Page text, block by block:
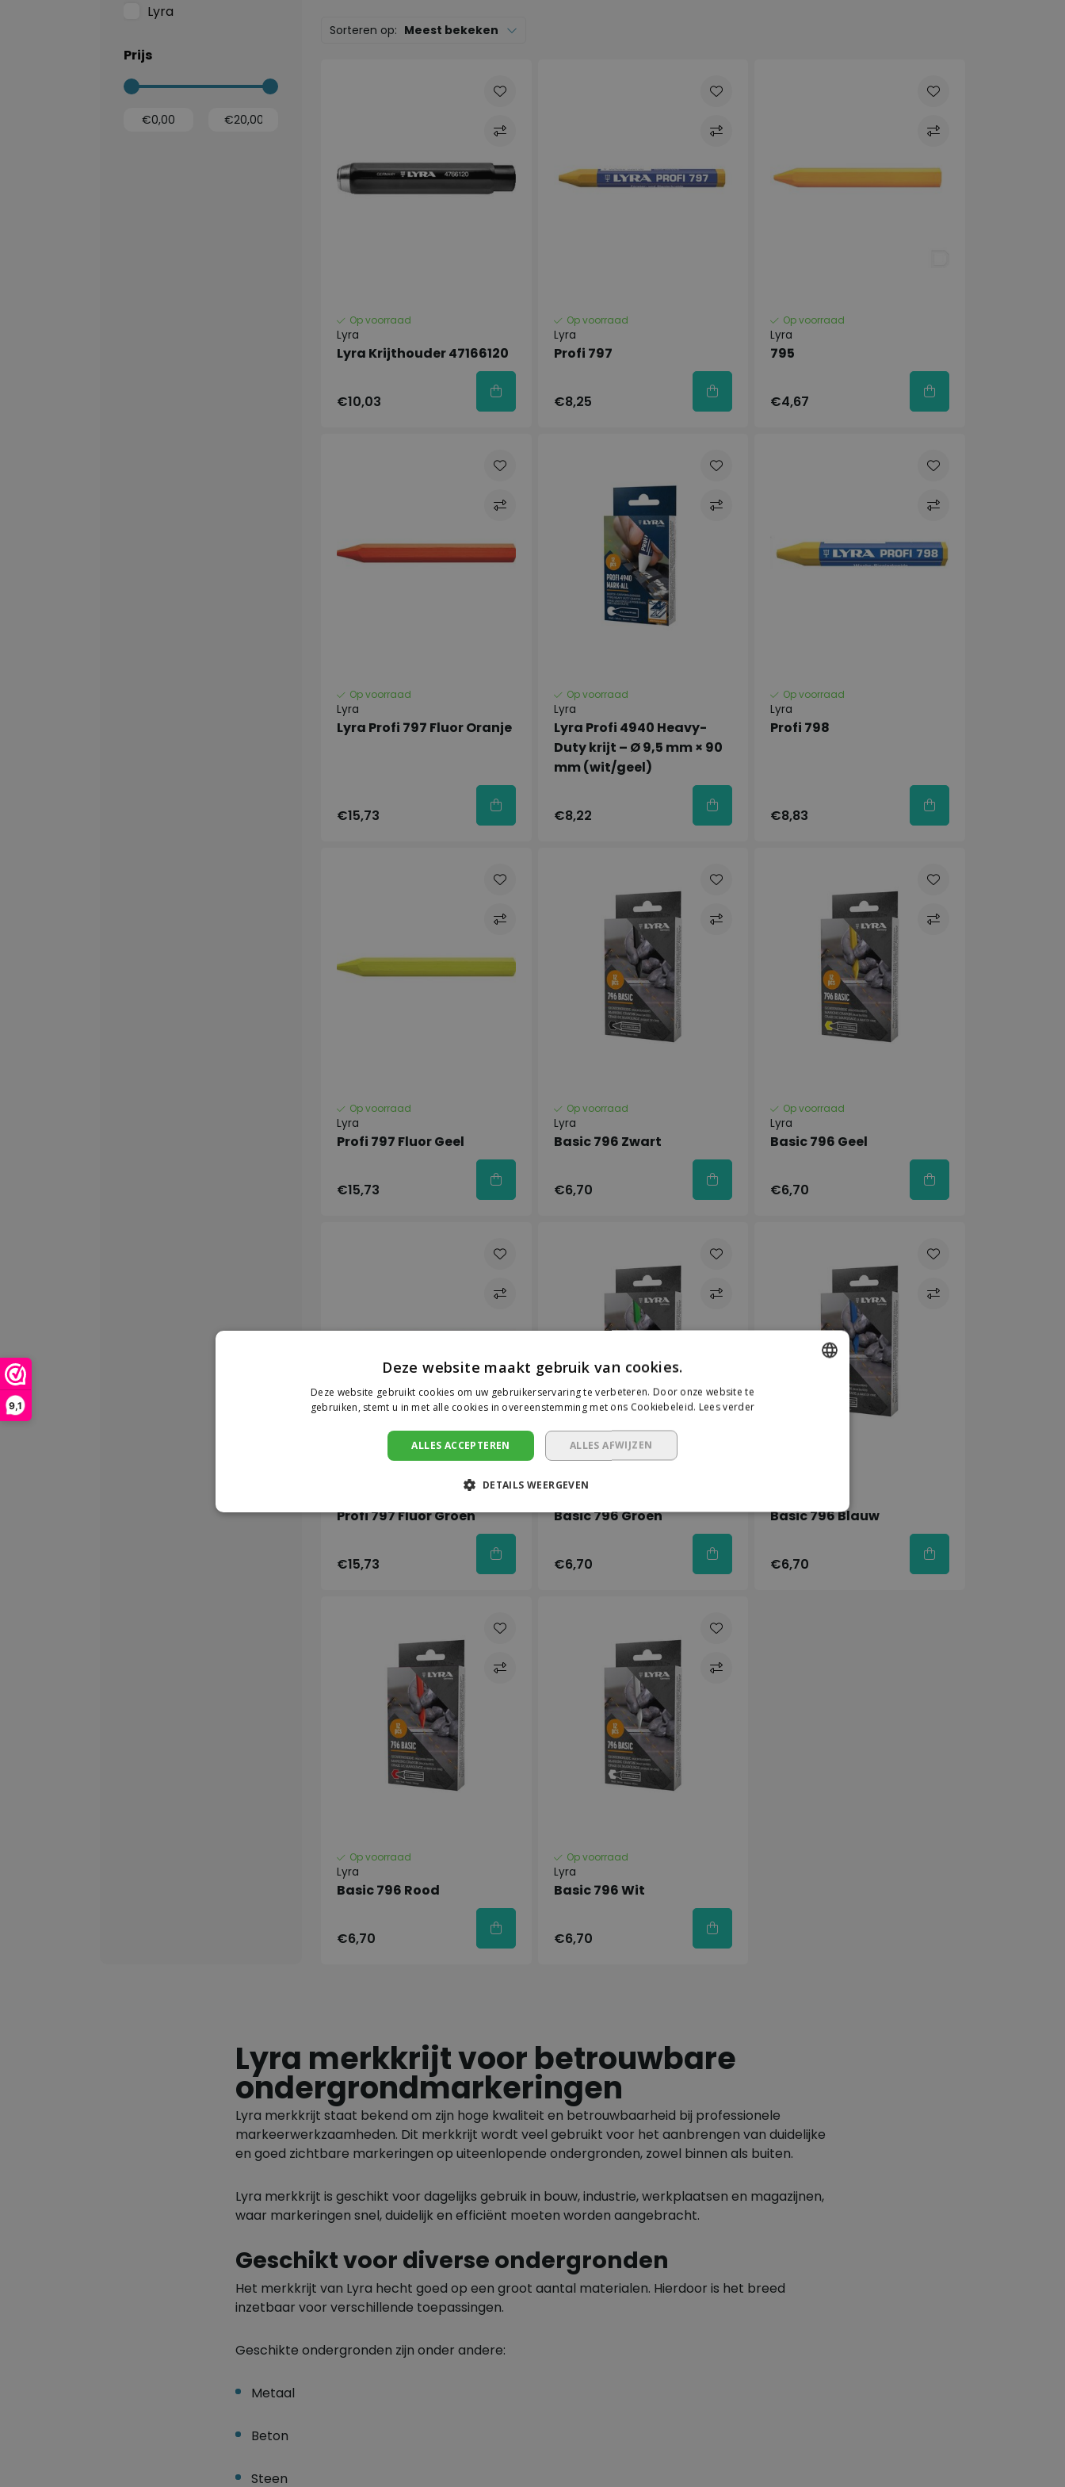
9,1
Lyra
Prijs
Sorteren op: Meest bekeken
Op voorraad
Lyra
Lyra Krijthouder 47166120
€10,03
Op voorraad
Lyra
Profi 797
€8,25
Op voorraad
Lyra
795
€4,67
Op voorraad
Lyra
Lyra Profi 797 Fluor Oranje
€15,73
Op voorraad
Lyra
Lyra Profi 4940 Heavy-
Duty krijt – Ø 9,5 mm × 90
mm (wit/geel)
€8,22
Op voorraad
Lyra
Profi 798
€8,83
Op voorraad
Lyra
Profi 797 Fluor Geel
€15,73
Op voorraad
Lyra
Basic 796 Zwart
€6,70
Op voorraad
Lyra
Basic 796 Geel
€6,70
Profi 797 Fluor Groen
€15,73
Op voorraad
Basic 796 Groen
€6,70
Basic 796 Blauw
€6,70
Op voorraad
Lyra
Basic 796 Rood
€6,70
Op voorraad
Lyra
Basic 796 Wit
€6,70
Lyra merkkrijt voor betrouwbare
ondergrondmarkeringen
Lyra merkkrijt staat bekend om zijn hoge kwaliteit en betrouwbaarheid bij professionele
markeerwerkzaamheden. Dit merkkrijt wordt veel gebruikt voor het aanbrengen van duidelijke
en goed zichtbare markeringen op uiteenlopende ondergronden, zowel binnen als buiten.
Lyra merkkrijt is geschikt voor dagelijks gebruik in bouw, industrie, werkplaatsen en magazijnen,
waar markeringen snel, duidelijk en efficiënt moeten worden aangebracht.
Geschikt voor diverse ondergronden
Het merkkrijt van Lyra hecht goed op een groot aantal materialen. Hierdoor is het breed
inzetbaar voor verschillende toepassingen.
Geschikte ondergronden zijn onder andere:
Metaal
Beton
Steen
Deze website maakt gebruik van cookies.
Deze website gebruikt cookies om uw gebruikerservaring te verbeteren. Door onze website te
gebruiken, stemt u in met alle cookies in overeenstemming met ons Cookiebeleid. Lees verder
ALLES ACCEPTEREN ALLES AFWIJZEN
DETAILS WEERGEVEN